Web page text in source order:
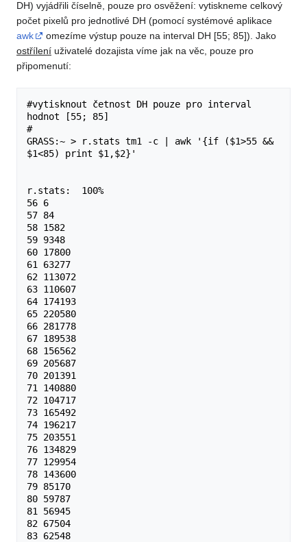
DH) vyjádřili číselně, pouze pro osvěžení: vytiskneme celkový
počet pixelů pro jednotlivé DH (pomocí systémové aplikace
awk
omezíme výstup pouze na interval DH [55; 85]). Jako
ostřílení uživatelé dozajista víme jak na věc, pouze pro
připomenutí:
#vytisknout četnost DH pouze pro interval
hodnot [55; 85]
#
GRASS:~ > r.stats tm1 -c | awk '{if ($1>55 &&
$1<85) print $1,$2}'
r.stats:  100%
56 6
57 84
58 1582
59 9348
60 17800
61 63277
62 113072
63 110607
64 174193
65 220580
66 281778
67 189538
68 156562
69 205687
70 201391
71 140880
72 104717
73 165492
74 196217
75 203551
76 134829
77 129954
78 143600
79 85170
80 59787
81 56945
82 67504
83 62548